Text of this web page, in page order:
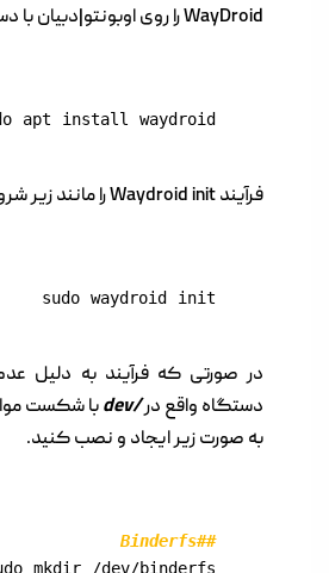
WayDroid را روی اوبونتو|دبیان با دستور نصب کنید:
apt install waydroid
فرآیند Waydroid init را مانند زیر شروع کنید.
sudo waydroid init
در صورتی که فرآیند به دلیل
دستگاه واقع در/dev
با شکست
به صورت زیر ایجاد و نصب کنید.
##Binderfs